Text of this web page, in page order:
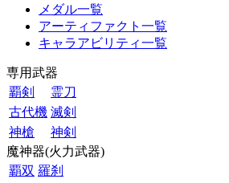
メダル一覧
アーティファクト一覧
キャラアビリティ一覧
専用武器
覇剣
霊刀
古代機 滅剣
神槍
神剣
魔神器(火力武器)
覇双 羅刹